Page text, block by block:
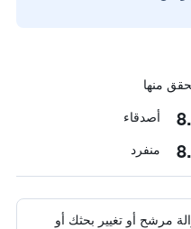
أصدقاء
منفرد
مرشح أو تغيير بحثك أو